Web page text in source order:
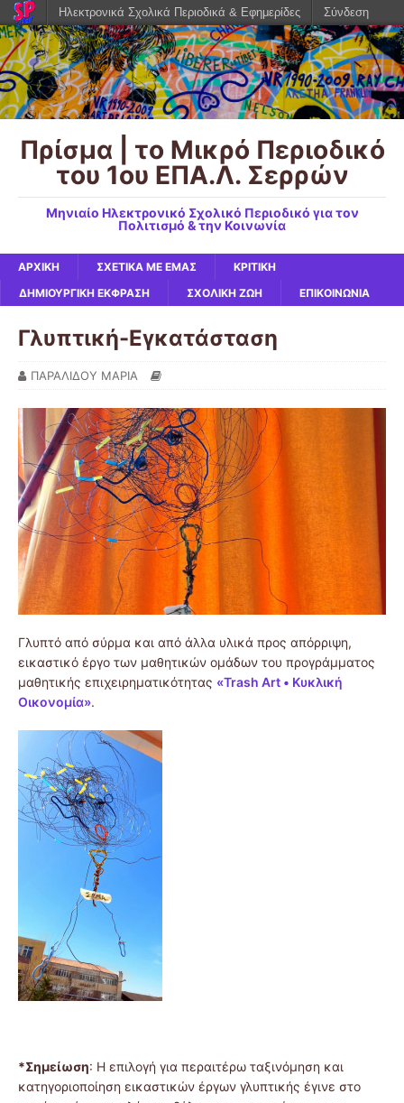
Πρίσμα | το Μικρό Περιοδικό
του 1ου ΕΠΑ.Λ. Σερρών
Μηνιαίο Ηλεκτρονικό Σχολικό Περιοδικό για τον
Πολιτισμό & την Κοινωνία
ΑΡΧΙΚΉ ΣΧΕΤΙΚΆ ΜΕ ΕΜΆΣ
ΚΡΙΤΙΚΉ
ΔΗΜΙΟΥΡΓΙΚΉ ΈΚΦΡΑΣΗ
ΣΧΟΛΙΚΉ ΖΩΉ ΕΠΙΚΟΙΝΩΝΙΑ
Γλυπτική-Εγκατάσταση
ΠΑΡΑΛΙΔΟΥ ΜΑΡΙΑ
Γλυπτό από σύρμα και από άλλα υλικά προς απόρριψη,
εικαστικό έργο των μαθητικών ομάδων του προγράμματος
μαθητικής επιχειρηματικότητας «Trash Art • Κυκλική
Οικονομία».
*Σημείωση: Η επιλογή για περαιτέρω ταξινόμηση και
κατηγοριοποίηση εικαστικών έργων γλυπτικής έγινε στο
Ηλεκτρονικά Σχολικά Περιοδικά & Εφημερίδες Σύνδεση